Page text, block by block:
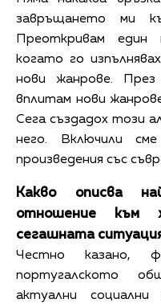
завръщането ми
Преоткривам
когато го
нови жанрове.
вплитам нови
Сега създадох този
него. Включили
произведения със
Какво описва
отношение към
сегашната
Честно казано,
португалското
актуални